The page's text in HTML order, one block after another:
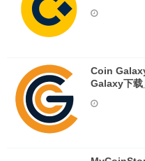
Coin
Galaxy下